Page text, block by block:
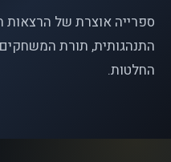
ספרייה אוצרת של הרצאות
התנהגותית, תורת
החלטות.